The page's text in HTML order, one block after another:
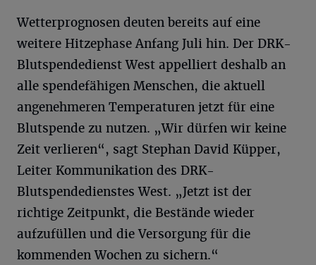
Wetterprognosen deuten bereits auf eine
weitere Hitzephase Anfang Juli hin. Der DRK-
Blutspendedienst West appelliert deshalb an
alle spendefähigen Menschen, die aktuell
angenehmeren Temperaturen jetzt für eine
Blutspende zu nutzen. „Wir dürfen wir keine
Zeit verlieren“, sagt Stephan David Küpper,
Leiter Kommunikation des DRK-
Blutspendedienstes West. „Jetzt ist der
richtige Zeitpunkt, die Bestände wieder
aufzufüllen und die Versorgung für die
kommenden Wochen zu sichern.“